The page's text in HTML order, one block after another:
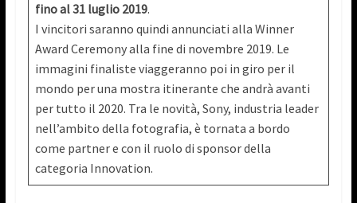
fino al 31 luglio 2019.
I vincitori saranno quindi annunciati alla Winner
Award Ceremony alla fine di novembre 2019. Le
immagini finaliste viaggeranno poi in giro per il
mondo per una mostra itinerante che andrà avanti
per tutto il 2020. Tra le novità, Sony, industria leader
nell’ambito della fotografia, è tornata a bordo
come partner e con il ruolo di sponsor della
categoria Innovation.